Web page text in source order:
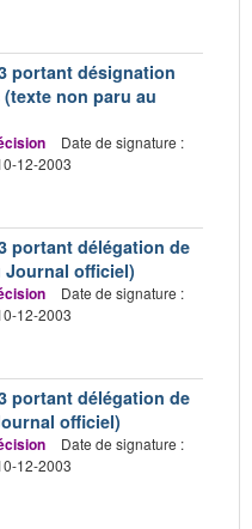
portant désignation
non paru au
Date de signature :
12-2003
portant délégation de
Journal officiel)
Date de signature :
12-2003
portant délégation de
officiel)
Date de signature :
12-2003